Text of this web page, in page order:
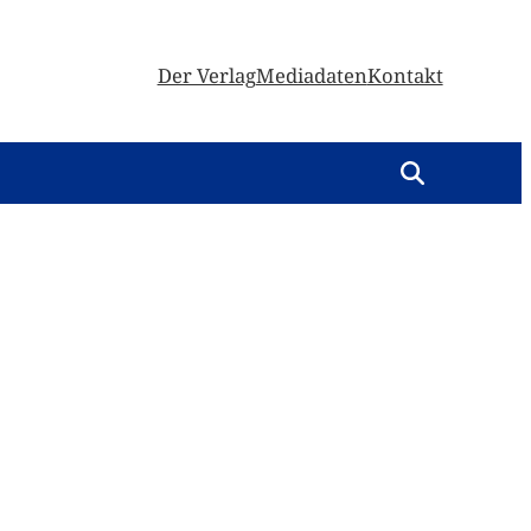
Der VerlagMediadatenKontakt